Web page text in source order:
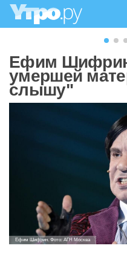
Ефим Шифрин
умершей
слышу"
Ефим Шифрин. Фото: АГН Москва